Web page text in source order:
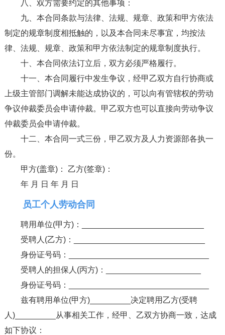
八、双方需要约定的其他事项：
九、本合同条款与法律、法规、规章、政策和甲方依法
制定的规章制度相抵触的，以及本合同未尽事宜，均按法
律、法规、规章、政策和甲方依法制定的规章制度执行。
十、本合同依法订立后，双方必须严格履行。
十一、本合同履行中发生争议，经甲乙双方自行协商或
上级主管部门调解未能达成协议的，可以向有管辖权的劳动
争议仲裁委员会申请仲裁。甲乙双方也可以直接向劳动争议
仲裁委员会申请仲裁。
十二、本合同一式三份，甲乙双方及人力资源部各执一
份。
甲方(盖章)： 乙方(签章)：
年 月 日 年 月 日
员工个人劳动合同
聘用单位(甲方)：___________________________
受聘人(乙方)：_____________________________
身份证号码：_______________________________
受聘人的担保人(丙方)：_____________________
身份证号码：_______________________________
兹有聘用单位(甲方)_________决定聘用乙方(受聘
人)_________从事相关工作，经甲、乙双方协商一致，达成
如下协议：